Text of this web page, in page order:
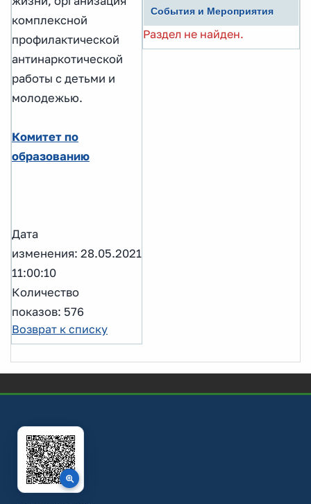
комплексной
профилактической
антинаркотической
работы с детьми и
молодежью.
Комитет по
образованию
Дата
изменения: 28.05.2021
11:00:10
Количество
показов: 576
Возврат к списку
События и Мероприятия
Раздел не найден.